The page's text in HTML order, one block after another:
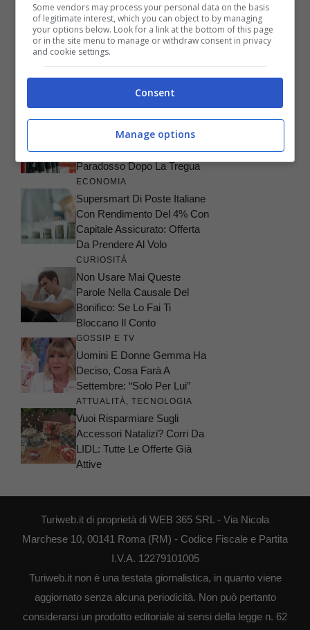
ARTICOLI RECENTI
LIFESTYLE
Personale: Come Scegliere
ATTUALITÀ
Carburanti, Perché I Prezzi
Non Scendono Subito: Il
Paradosso Dopo La Tregua
ECONOMIA
Supersmart Di Poste Italiane
Con Rendimento Del 4% Con
Capitale Assicurato: Offerta
Da Prendere Al Volo
CURIOSITÀ
Non Usare Mai Queste
Parole Nella Causale Del
Bonifico: Se Lo Fai Ti
Bloccano Il Conto
GOSSIP E TV
Uomini E Donne Gemma Ha
Deciso, Cosa Farà A
Settembre: “Solo Per Lui”
ATTUALITÀ TECNOLOGIA
Vuoi Risparmiare Sugli
Accessori Natalizi? Corri Da
LIDL: Tutte Le Offerte Già
Attive
Turiweb.it di proprietà di WEB 365 SRL - Via Nicola
Marchese 10, 00141 Roma (RM) - Codice Fiscale e Partita
I.V.A. 12279101005
Turiweb.it non è una testata giornalistica, in quanto viene
aggiornato senza alcuna periodicità. Non può pertanto
considerarsi un prodotto editoriale ai sensi della legge n. 62
Some vendors may process your personal data on the basis
of legitimate interest, which you can object to by managing
your options below. Look for a link at the bottom of this page
or in the site menu to manage or withdraw consent in privacy
and cookie settings.
Consent
Manage options